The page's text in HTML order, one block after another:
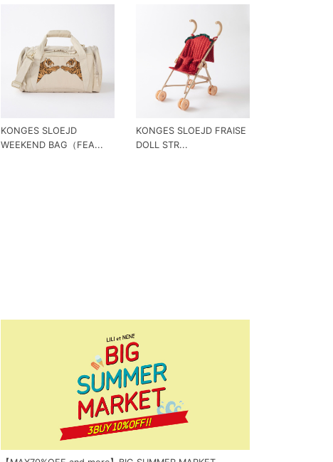
KONGES SLOEJD
WEEKEND BAG（FEA...
KONGES SLOEJD FRAISE
DOLL STR...